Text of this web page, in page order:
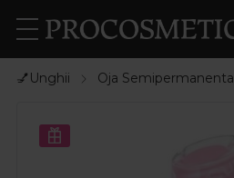
💅Unghii Oja Semipermanenta